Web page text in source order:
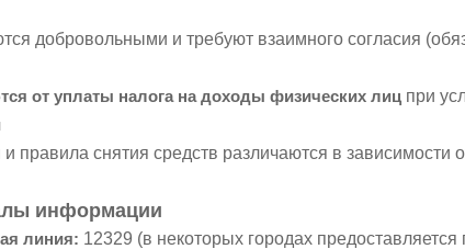
добровольными и требуют взаимного согласия
от уплаты налога на доходы физических лиц при
правила снятия средств различаются в
информации
линия: 12329 (в некоторых городах